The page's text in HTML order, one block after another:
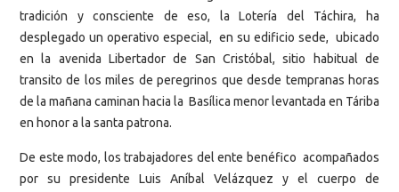
tradición y consciente de eso, la Lotería del Táchira, ha
desplegado un operativo especial, en su edificio sede, ubicado
en la avenida Libertador de San Cristóbal, sitio habitual de
transito de los miles de peregrinos que desde tempranas horas
de la mañana caminan hacia la Basílica menor levantada en Táriba
en honor a la santa patrona.
De este modo, los trabajadores del ente benéfico acompañados
por su presidente Luis Aníbal Velázquez y el cuerpo de